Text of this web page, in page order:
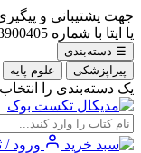
جهت پشتیبانی و
یا ایتا با شماره 09353900405 در ارتباط باشید.
☰ دسته‌بندی
پیراپزشکی
علوم پایه
یک دسته‌بندی را
ورود /